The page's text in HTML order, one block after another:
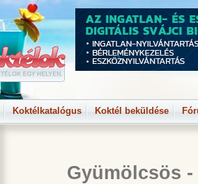
Koktélkatalógus Koktél beküldése
Gyümölcsös -